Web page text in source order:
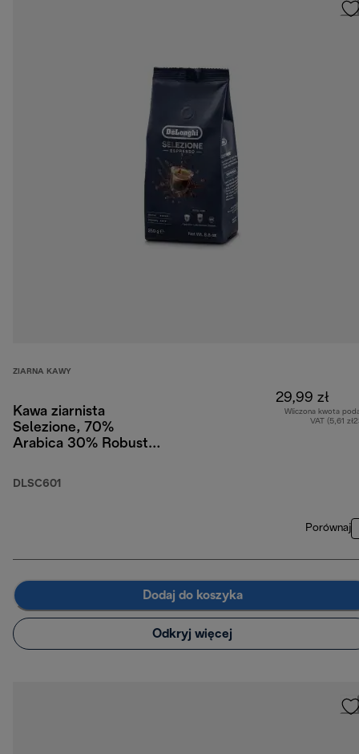
ZIARNA KAWY
Kawa ziarnista
Selezione, 70%
Arabica 30% Robusta,
DLSC601
29,99 zł
Wliczona kwota
VAT (5,61
Porównaj
Dodaj do koszyka
Odkryj więcej